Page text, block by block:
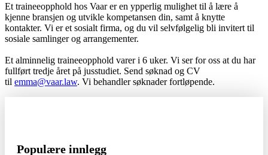
Et traineeopphold hos Vaar er en ypperlig mulighet til å lære å
kjenne bransjen og utvikle kompetansen din, samt å knytte
kontakter. Vi er et sosialt firma, og du vil selvfølgelig bli invitert til
sosiale samlinger og arrangementer.
Et alminnelig traineeopphold varer i 6 uker. Vi ser for oss at du har
fullført tredje året på jusstudiet. Send søknad og CV
til emma@vaar.law. Vi behandler søknader fortløpende.
Populære innlegg